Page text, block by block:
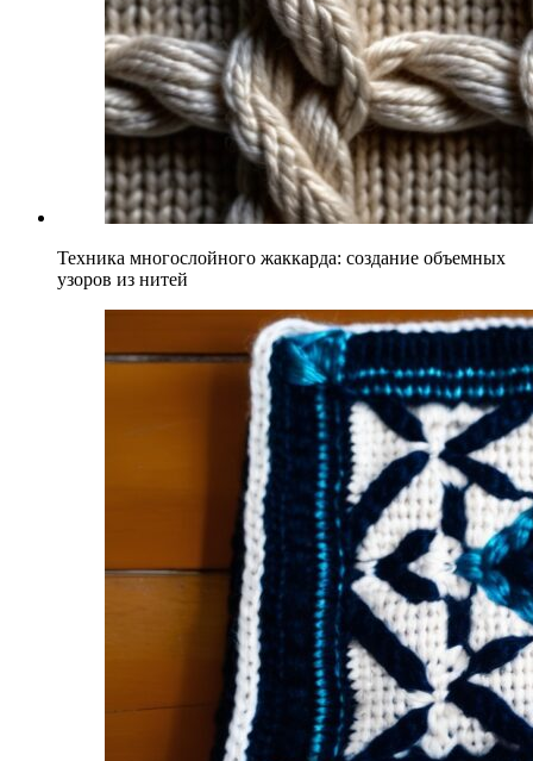
Техника многослойного жаккарда: создание объемных
узоров из нитей